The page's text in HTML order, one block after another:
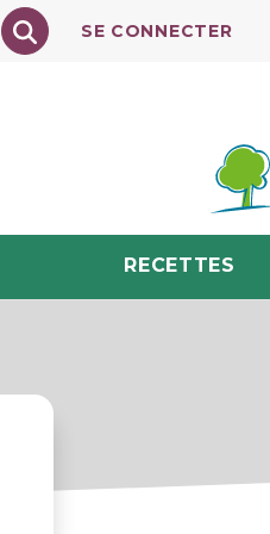
Texte à rechercher
SE CONNECTER
RECETTES